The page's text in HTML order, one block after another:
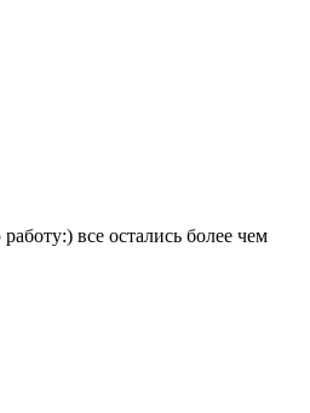
все остались более чем